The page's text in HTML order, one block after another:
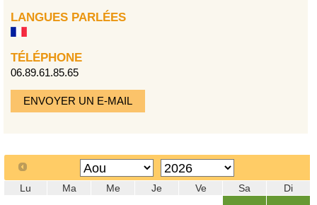
LANGUES PARLÉES
TÉLÉPHONE
06.89.61.85.65
ENVOYER UN E-MAIL
Lu Ma Me Je Ve Sa Di